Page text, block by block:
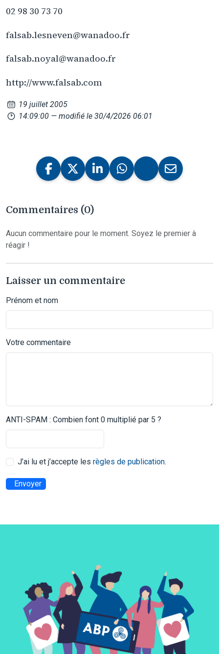
02 98 30 73 70
falsab.lesneven@wanadoo.fr
falsab.noyal@wanadoo.fr
http://www.falsab.com
19 juillet 2005
14:09:00 — modifié le 30/4/2026 06:01
Commentaires (0)
Aucun commentaire pour le moment. Soyez le premier à
réagir !
Laisser un commentaire
Prénom et nom
Votre commentaire
ANTI-SPAM : Combien font 0 multiplié par 5 ?
J’ai lu et j’accepte les règles de publication.
Envoyer